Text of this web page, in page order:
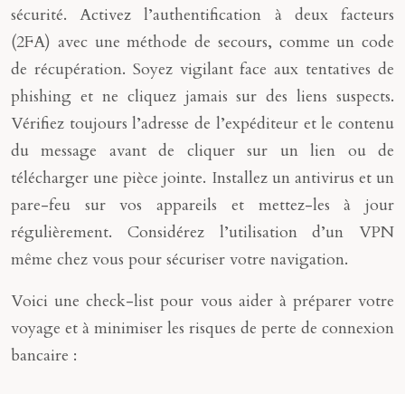
sécurité. Activez l’authentification à deux facteurs
(2FA) avec une méthode de secours, comme un code
de récupération. Soyez vigilant face aux tentatives de
phishing et ne cliquez jamais sur des liens suspects.
Vérifiez toujours l’adresse de l’expéditeur et le contenu
du message avant de cliquer sur un lien ou de
télécharger une pièce jointe. Installez un antivirus et un
pare-feu sur vos appareils et mettez-les à jour
régulièrement. Considérez l’utilisation d’un VPN
même chez vous pour sécuriser votre navigation.
Voici une check-list pour vous aider à préparer votre
voyage et à minimiser les risques de perte de connexion
bancaire :